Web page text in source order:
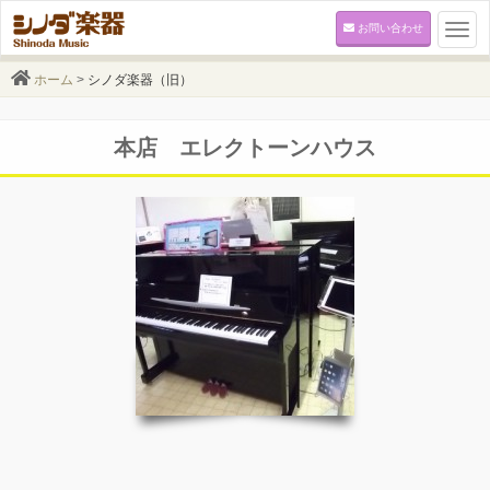
お問い合わせ
ホーム > シノダ楽器（旧）
本店 エレクトーンハウス